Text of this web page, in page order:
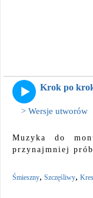
Krok po
> Wersje utworów
Muzyka do
przynajmniej
Śmieszny, Szczęśliwy,